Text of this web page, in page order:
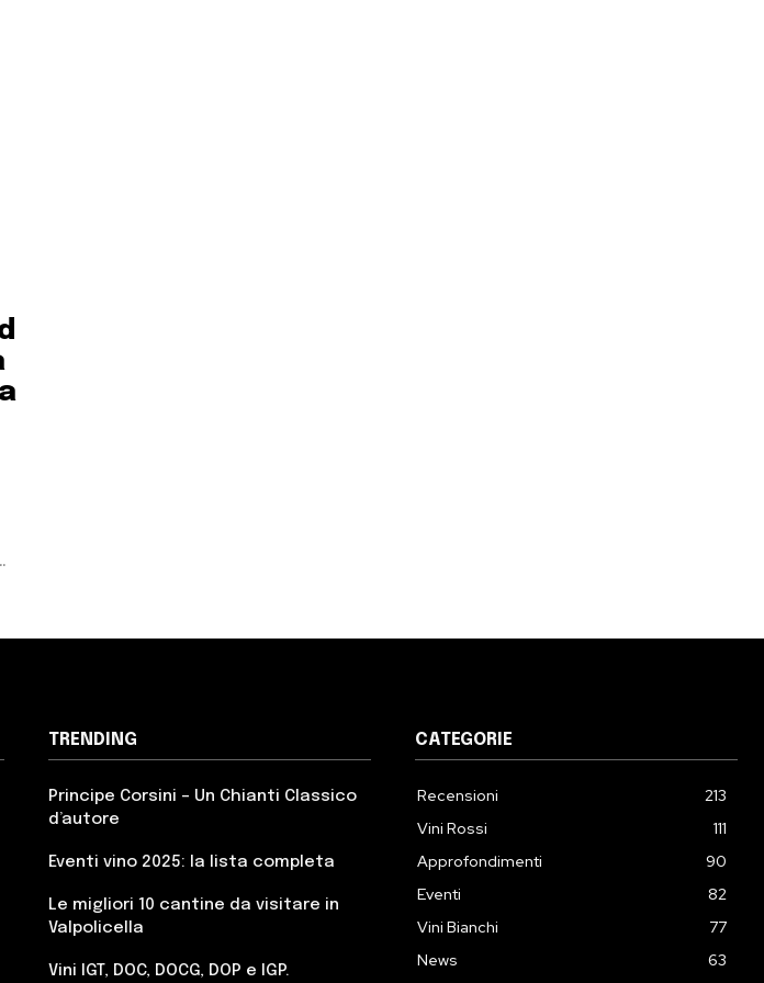
TRENDING
Principe Corsini – Un Chianti Classico
d’autore
Eventi vino 2025: la lista completa
Le migliori 10 cantine da visitare in
Valpolicella
Vini IGT, DOC, DOCG, DOP e IGP.
CATEGORIE
Recensioni
213
Vini Rossi
111
Approfondimenti
90
Eventi
82
Vini Bianchi
77
News
63